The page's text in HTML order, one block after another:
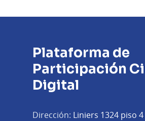
Plataforma de
Participación
Digital
Dirección: Liniers 1324 piso 4